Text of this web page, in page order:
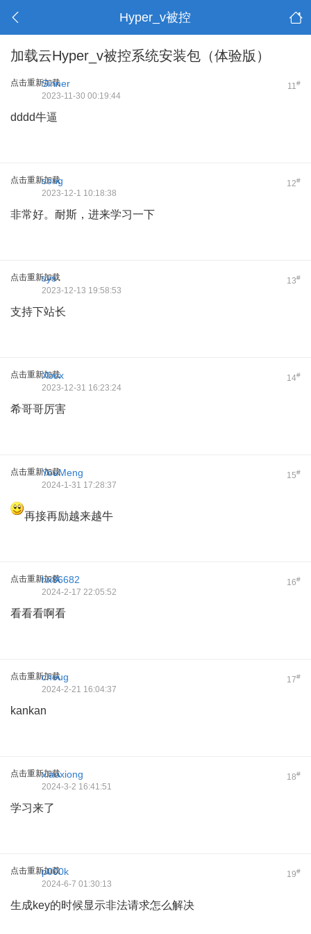
Hyper_v被控
加载云Hyper_v被控系统安装包（体验版）
点击重新加载 11#
Sinner
2023-11-30 00:19:44
dddd牛逼
点击重新加载 12#
song
2023-12-1 10:18:38
非常好。耐斯，进来学习一下
点击重新加载 13#
sys
2023-12-13 19:58:53
支持下站长
点击重新加载 14#
Xbox
2023-12-31 16:23:24
希哥哥厉害
点击重新加载 15#
YouMeng
2024-1-31 17:28:37
再接再励越来越牛
点击重新加载 16#
hx86682
2024-2-17 22:05:52
看看看啊看
点击重新加载 17#
cheug
2024-2-21 16:04:37
kankan
点击重新加载 18#
xiaoxiong
2024-3-2 16:41:51
学习来了
点击重新加载 19#
p000k
2024-6-7 01:30:13
生成key的时候显示非法请求怎么解决